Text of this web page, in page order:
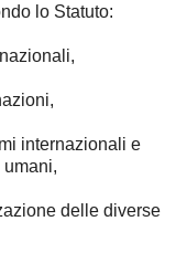
lo Statuto:
internazionali e
delle diverse